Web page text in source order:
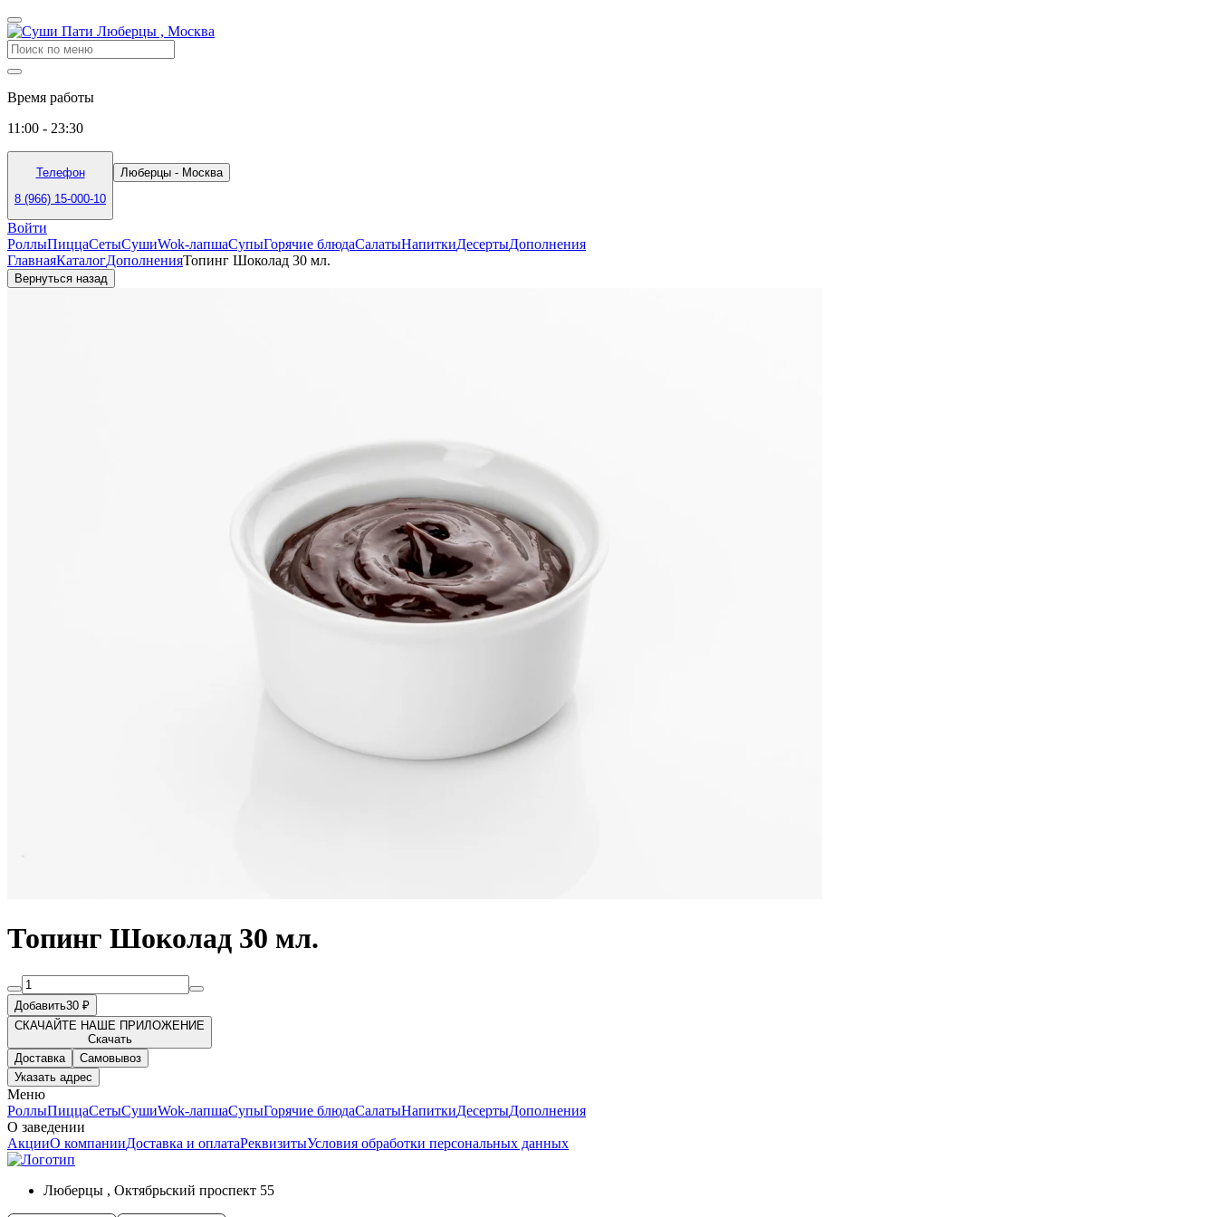
Время работы
11:00 - 23:30
Телефон
8 (966) 15-000-10
Люберцы - Москва
Войти
РоллыПиццаСетыСушиWok-лапшаСупыГорячие блюдаСалатыНапиткиДесертыДополнения
ГлавнаяКаталогДополненияТопинг Шоколад 30 мл.
Вернуться назад
Топинг Шоколад 30 мл.
Добавить30 ₽
СКАЧАЙТЕ НАШЕ ПРИЛОЖЕНИЕ
Скачать
Доставка
Самовывоз
Указать адрес
Меню
РоллыПиццаСетыСушиWok-лапшаСупыГорячие блюдаСалатыНапиткиДесертыДополнения
О заведении
АкцииО компанииДоставка и оплатаРеквизитыУсловия обработки персональных данных
Люберцы , Октябрьский проспект 55